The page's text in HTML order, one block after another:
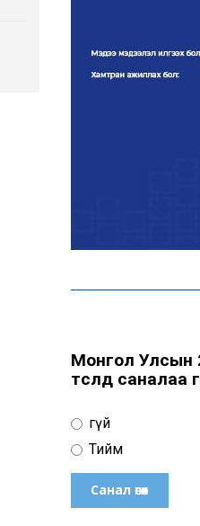
Монгол Улсын
төсөлд саналаа
Үгүй
Тийм